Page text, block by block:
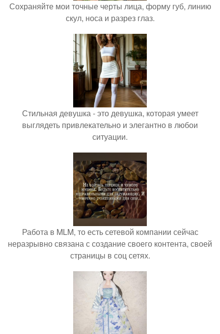
Сохраняйте мои точные черты лица, форму губ, линию
скул, носа и разрез глаз.
Стильная девушка - это девушка, которая умеет
выглядеть привлекательно и элегантно в любои
ситуации.
Работа в MLM, то есть сетевой компании сейчас
неразрывно связана с создание своего контента, своей
страницы в соц сетях.